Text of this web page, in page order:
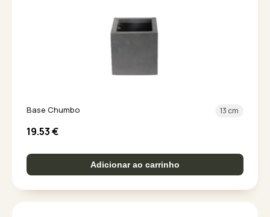
Base Chumbo 13 cm
19.53€
Adicionar ao carrinho